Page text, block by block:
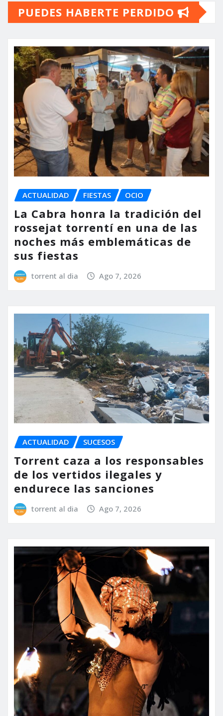
PUEDES HABERTE PERDIDO
ACTUALIDAD FIESTAS OCIO
La Cabra honra la tradición del
rossejat torrentí en una de las
noches más emblemáticas de
sus fiestas
torrent al dia Ago 7, 2026
ACTUALIDAD SUCESOS
Torrent caza a los responsables
de los vertidos ilegales y
endurece las sanciones
torrent al dia Ago 7, 2026